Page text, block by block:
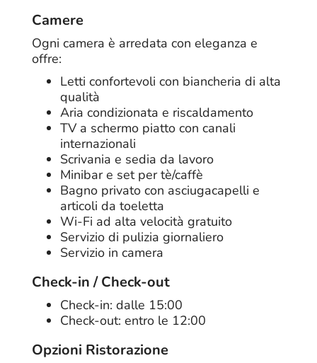
Camere
Ogni camera è arredata con eleganza e
offre:
Letti confortevoli con biancheria di alta
qualità
Aria condizionata e riscaldamento
TV a schermo piatto con canali
internazionali
Scrivania e sedia da lavoro
Minibar e set per tè/caffè
Bagno privato con asciugacapelli e
articoli da toeletta
Wi-Fi ad alta velocità gratuito
Servizio di pulizia giornaliero
Servizio in camera
Check-in / Check-out
Check-in: dalle 15:00
Check-out: entro le 12:00
Opzioni Ristorazione